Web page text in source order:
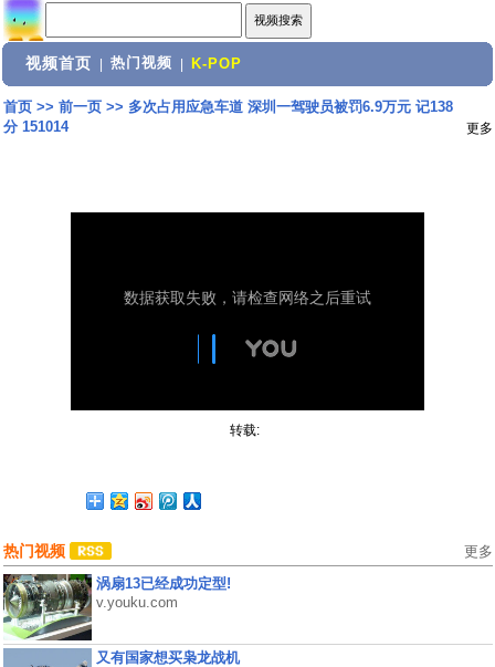
视频首页 热门视频 K-POP
首页>> 前一页>> 多次占用应急车道 深圳一驾驶员被罚6.9万元 记138
分 151014
更多
转载:
热门视频 更多
涡扇13已经成功定型!
v.youku.com
又有国家想买枭龙战机